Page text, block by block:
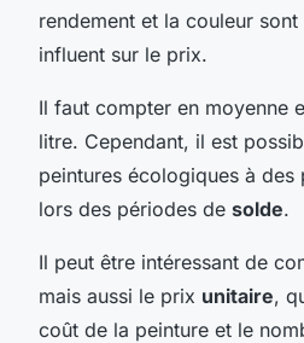
rendement et la couleur
influent sur le prix.
Il faut compter en moyenne
litre. Cependant, il est
peintures écologiques à
lors des périodes de solde.
Il peut être intéressant de
mais aussi le prix unitaire,
coût de la peinture et le